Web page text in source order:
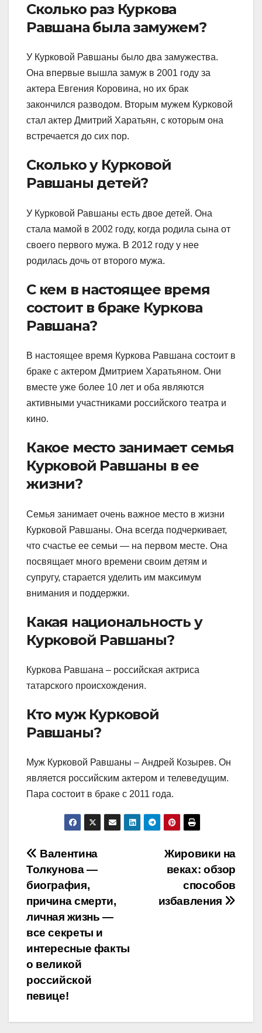
Сколько раз Куркова
Равшана была замужем?
У Курковой Равшаны было два замужества.
Она впервые вышла замуж в 2001 году за
актера Евгения Коровина, но их брак
закончился разводом. Вторым мужем Курковой
стал актер Дмитрий Харатьян, с которым она
встречается до сих пор.
Сколько у Курковой
Равшаны детей?
У Курковой Равшаны есть двое детей. Она
стала мамой в 2002 году, когда родила сына от
своего первого мужа. В 2012 году у нее
родилась дочь от второго мужа.
С кем в настоящее время
состоит в браке Куркова
Равшана?
В настоящее время Куркова Равшана состоит в
браке с актером Дмитрием Харатьяном. Они
вместе уже более 10 лет и оба являются
активными участниками российского театра и
кино.
Какое место занимает семья
Курковой Равшаны в ее
жизни?
Семья занимает очень важное место в жизни
Курковой Равшаны. Она всегда подчеркивает,
что счастье ее семьи — на первом месте. Она
посвящает много времени своим детям и
супругу, старается уделить им максимум
внимания и поддержки.
Какая национальность у
Курковой Равшаны?
Куркова Равшана – российская актриса
татарского происхождения.
Кто муж Курковой
Равшаны?
Муж Курковой Равшаны – Андрей Козырев. Он
является российским актером и телеведущим.
Пара состоит в браке с 2011 года.
Навигация
по
записям
Жировики на
веках: обзор
способов
избавления
Валентина
Толкунова —
биография,
причина смерти,
личная жизнь —
все секреты и
интересные факты
о великой
российской
певице!